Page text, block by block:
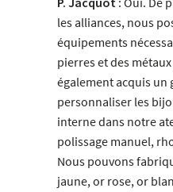
les alliances, nous
équipements
pierres et des
également acquis un
personnaliser les
interne dans notre
polissage manuel,
Nous pouvons
jaune, or rose, or